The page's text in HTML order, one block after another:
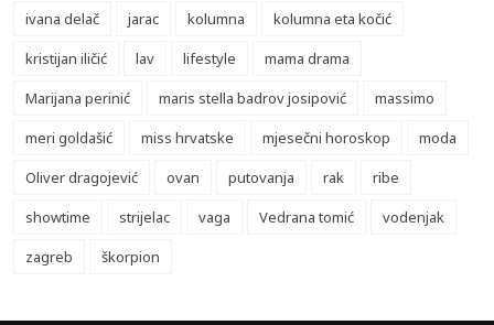
ivana delač
jarac kolumna
kolumna eta kočić
kristijan iličić
lav lifestyle
mama drama
Marijana perinić
maris stella badrov josipović
massimo
meri goldašić
miss hrvatske mjesečni horoskop
moda
Oliver dragojević
ovan putovanja rak
ribe
showtime
strijelac vaga Vedrana tomić
vodenjak
zagreb
škorpion